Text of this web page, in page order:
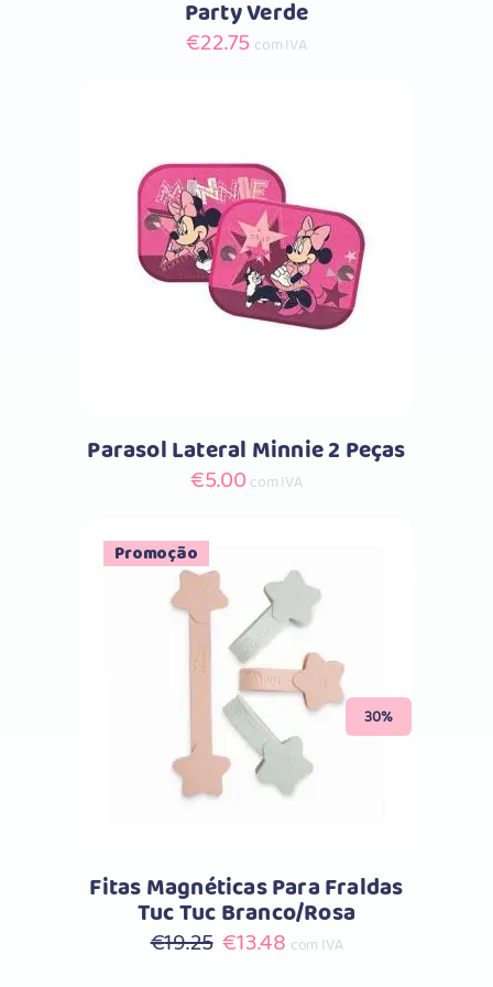
Party Verde
€22.75 com IVA
Comprar
Parasol Lateral Minnie 2 Peças
€5.00 com IVA
Promoção
30%
Comprar
Fitas Magnéticas Para Fraldas
Tuc Tuc Branco/Rosa
€19.25 O
€13.48Ocom IVA